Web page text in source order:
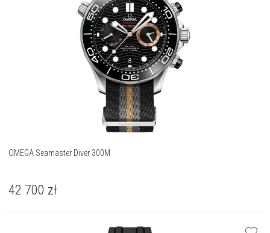
OMEGA Seamaster Diver 300M
42 700 zł